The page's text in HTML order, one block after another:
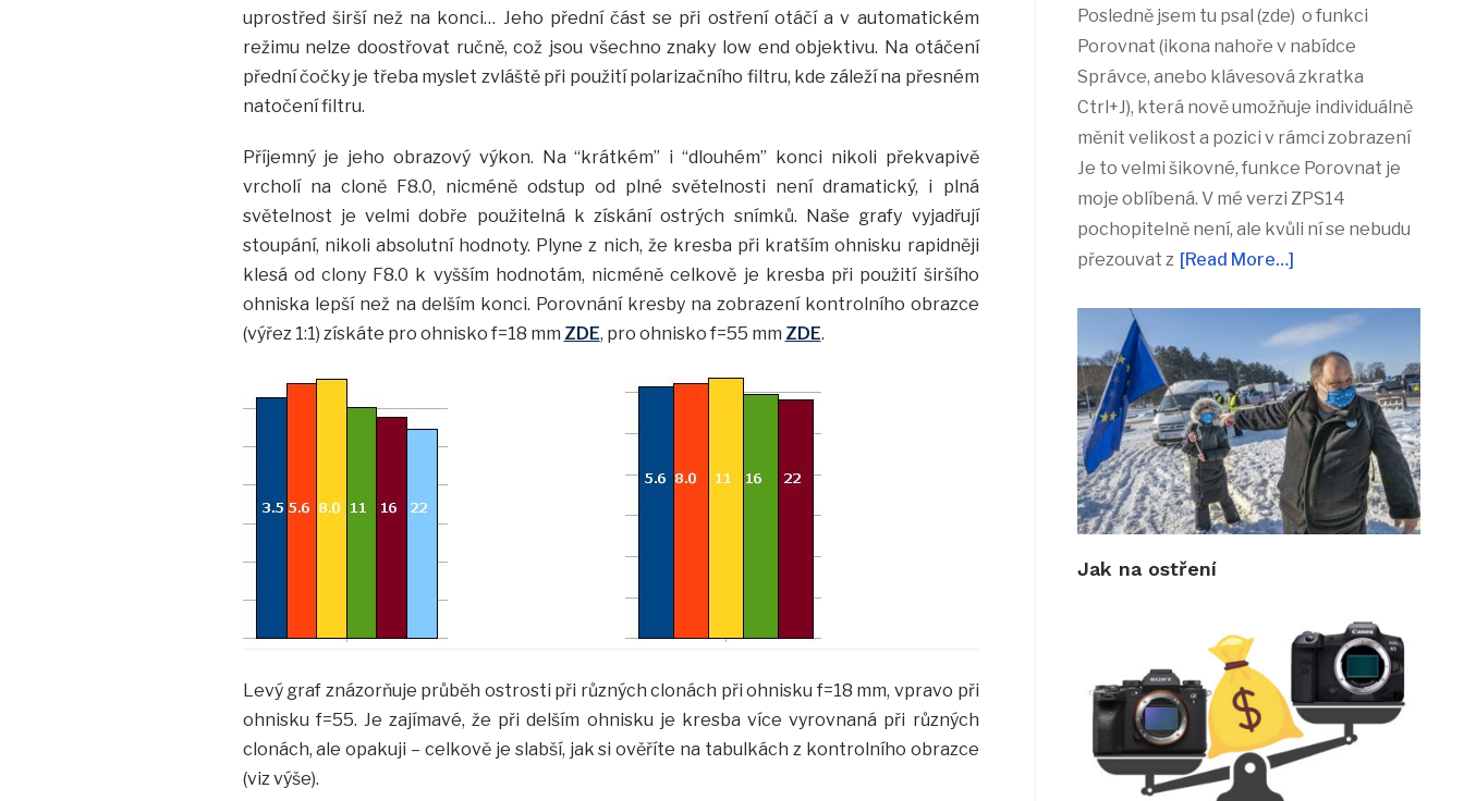
uprostřed širší než na konci… Jeho přední část se při ostření otáčí a v automatickém
režimu nelze doostřovat ručně, což jsou všechno znaky low end objektivu. Na otáčení
přední čočky je třeba myslet zvláště při použití polarizačního filtru, kde záleží na přesném
natočení filtru.
Příjemný je jeho obrazový výkon. Na “krátkém” i “dlouhém” konci nikoli překvapivě
vrcholí na cloně F8.0, nicméně odstup od plné světelnosti není dramatický, i plná
světelnost je velmi dobře použitelná k získání ostrých snímků. Naše grafy vyjadřují
stoupání, nikoli absolutní hodnoty. Plyne z nich, že kresba při kratším ohnisku rapidněji
klesá od clony F8.0 k vyšším hodnotám, nicméně celkově je kresba při použití širšího
ohniska lepší než na delším konci. Porovnání kresby na zobrazení kontrolního obrazce
(výřez 1:1) získáte pro ohnisko f=18 mm ZDE, pro ohnisko f=55 mm ZDE.
Levý graf znázorňuje průběh ostrosti při různých clonách při ohnisku f=18 mm, vpravo při
ohnisku f=55. Je zajímavé, že při delším ohnisku je kresba více vyrovnaná při různých
clonách, ale opakuji – celkově je slabší, jak si ověříte na tabulkách z kontrolního obrazce
(viz výše).
Posledně jsem tu psal (zde) o funkci
Porovnat (ikona nahoře v nabídce
Správce, anebo klávesová zkratka
Ctrl+J), která nově umožňuje individuálně
měnit velikost a pozici v rámci zobrazení
Je to velmi šikovné, funkce Porovnat je
moje oblíbená. V mé verzi ZPS14
pochopitelně není, ale kvůli ní se nebudu
přezouvat z [Read More…]
Jak na ostření